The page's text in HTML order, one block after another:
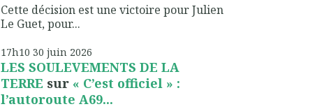
Cette décision est une victoire pour Julien
Le Guet, pour...
17h10 30 juin 2026
LES SOULEVEMENTS DE LA
TERRE sur « C’est officiel » :
l’autoroute A69...